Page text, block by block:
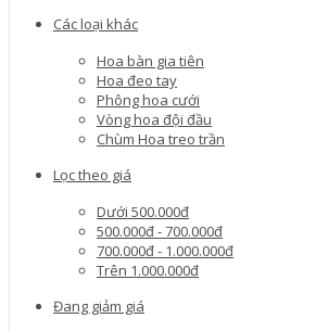
Các loại khác
Hoa bàn gia tiên
Hoa đeo tay
Phông hoa cưới
Vòng hoa đội đầu
Chùm Hoa treo trần
Lọc theo giá
Dưới 500.000đ
500.000đ - 700.000đ
700.000đ - 1.000.000đ
Trên 1.000.000đ
Đang giảm giá